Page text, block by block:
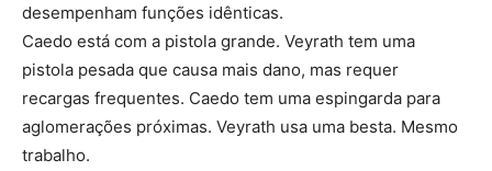
desempenham funções idênticas.
Caedo está com a pistola grande. Veyrath tem uma
pistola pesada que causa mais dano, mas requer
recargas frequentes. Caedo tem uma espingarda para
aglomerações próximas. Veyrath usa uma besta. Mesmo
trabalho.